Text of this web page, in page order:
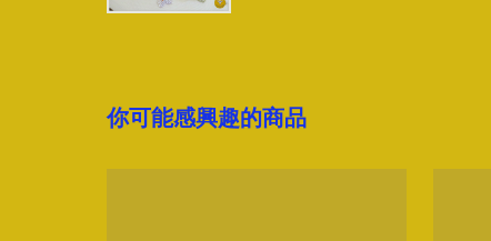
你可能感興趣的商品